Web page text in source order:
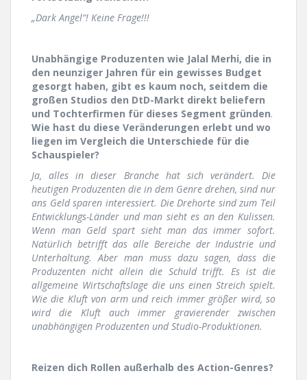
„Dark Angel“! Keine Frage!!!
Unabhängige Produzenten wie Jalal Merhi, die in
den neunziger Jahren für ein gewisses Budget
gesorgt haben, gibt es kaum noch, seitdem die
großen Studios den DtD-Markt direkt beliefern
und Tochterfirmen für dieses Segment gründen.
Wie hast du diese Veränderungen erlebt und wo
liegen im Vergleich die Unterschiede für die
Schauspieler?
Ja, alles in dieser Branche hat sich verändert. Die
heutigen Produzenten die in dem Genre drehen, sind nur
ans Geld sparen interessiert. Die Drehorte sind zum Teil
Entwicklungs-Länder und man sieht es an den Kulissen.
Wenn man Geld spart sieht man das immer sofort.
Natürlich betrifft das alle Bereiche der Industrie und
Unterhaltung. Aber man muss dazu sagen, dass die
Produzenten nicht allein die Schuld trifft. Es ist die
allgemeine Wirtschaftslage die uns einen Streich spielt.
Wie die Kluft von arm und reich immer größer wird, so
wird die Kluft auch immer gravierender zwischen
unabhängigen Produzenten und Studio-Produktionen.
Reizen dich Rollen außerhalb des Action-Genres?